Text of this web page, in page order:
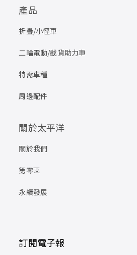
產品
折疊/小徑車
二輪電動/載貨助力車
特需車種
周邊配件
關於太平洋
關於我們
第零區
永續發展
訂閱電子報